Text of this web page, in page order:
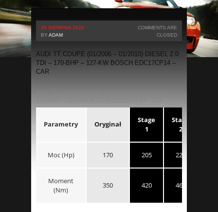
25 SIERPNIA 2022
BY ADAM
COMMENTS ARE
CLOSED
AUDI TT COUPE (01/2006 – 01/2010) DIESEL 2.0
TDI – 170-BHP – 127-KW BOSCH EDC17CP14 –
CAR
Parametry Oryginał
Stage
1
Stage
2
Moc (Hp) 170 205 226
Moment
(Nm)
350 420 462